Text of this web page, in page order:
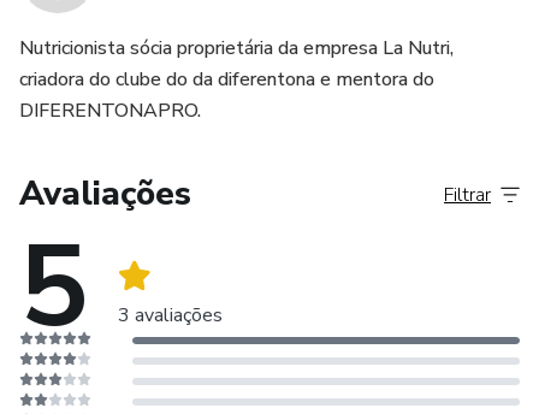
Nutricionista sócia proprietária da empresa La Nutri,
criadora do clube do da diferentona e mentora do
DIFERENTONAPRO.
Avaliações
5 3 avaliações
Filtrar